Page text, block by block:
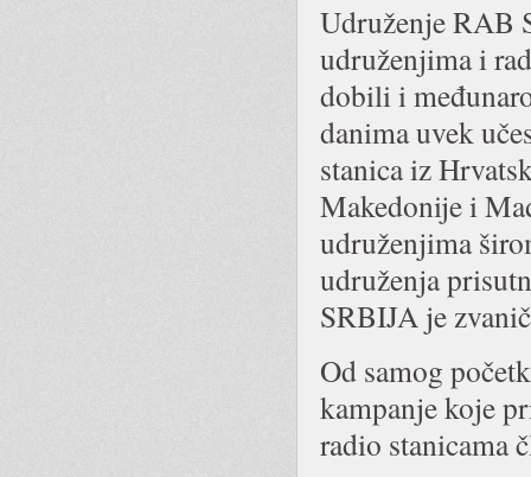
Udruženje RAB
udruženjima i
dobili i
danima uvek
stanica iz
Makedonije i
udruženjima
udruženja
SRBIJA je
Od samog
kampanje koje
radio stanicama